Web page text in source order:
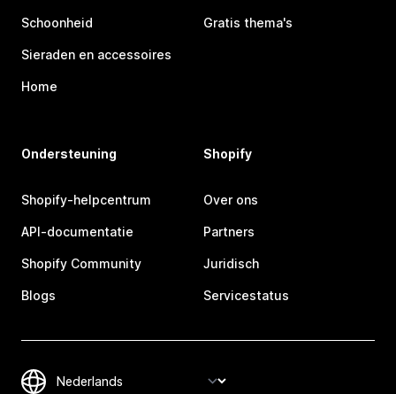
Schoonheid
Sieraden en accessoires
Home
Gratis thema's
Ondersteuning
Shopify-helpcentrum
API-documentatie
Shopify Community
Blogs
Shopify
Over ons
Partners
Juridisch
Servicestatus